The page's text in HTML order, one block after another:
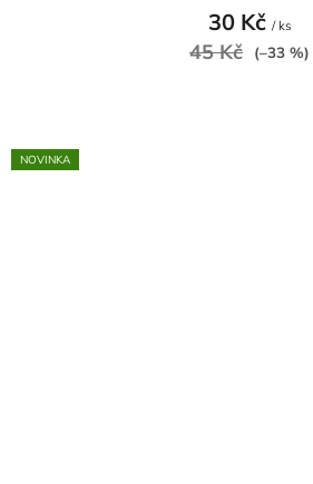
30 Kč / ks
45 Kč (–33 %)
NOVINKA